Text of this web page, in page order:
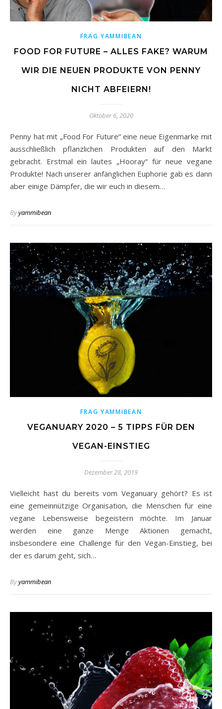
FRAG YAMMIBEAN
FOOD FOR FUTURE – ALLES FAKE? WARUM
WIR DIE NEUEN PRODUKTE VON PENNY
NICHT ABFEIERN!
Oktober 6, 2020
Penny hat mit „Food For Future“ eine neue Eigenmarke mit
ausschließlich pflanzlichen Produkten auf den Markt
gebracht. Erstmal ein lautes „Hooray“ für neue vegane
Produkte! Nach unserer anfänglichen Euphorie gab es dann
aber einige Dämpfer, die wir euch in diesem…
Byyammibean
FRAG YAMMIBEAN
VEGANUARY 2020 – 5 TIPPS FÜR DEN
VEGAN-EINSTIEG
Dezember 28, 2019
Vielleicht hast du bereits vom Veganuary gehört? Es ist
eine gemeinnützige Organisation, die Menschen für eine
vegane Lebensweise begeistern möchte. Im Januar
werden eine ganze Menge Aktionen gemacht,
insbesondere eine Challenge für den Vegan-Einstieg, bei
der es darum geht, sich…
Byyammibean